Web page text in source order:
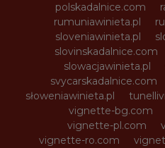
polskadalnice.com
rumuniawinieta.pl
sloveniawinieta.pl
slovinskadalnice.com
slowacjawinieta.pl
svycarskadalnice.com
słoweniawinieta.pl
vignette-bg.com
vignette-pl.com
vignette-ro.com